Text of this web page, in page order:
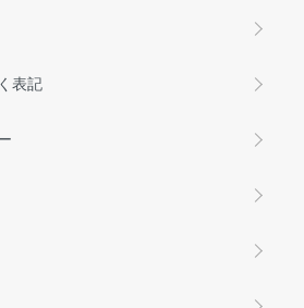
表記